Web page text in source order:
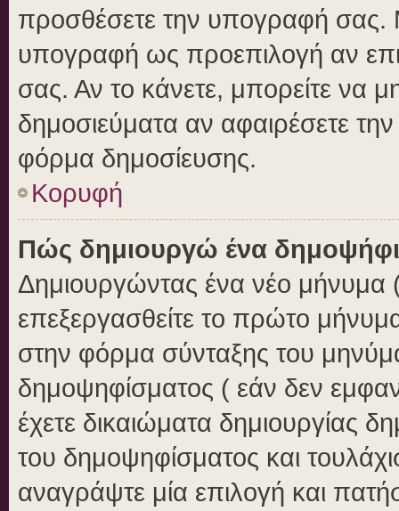
προσθέσετε την υπογραφή σας.
υπογραφή ως προεπιλογή αν
σας. Αν το κάνετε, μπορείτε να
δημοσιεύματα αν αφαιρέσετε
φόρμα δημοσίευσης.
Κορυφή
Πώς δημιουργώ ένα
Δημιουργώντας ένα νέο μήνυμα
επεξεργασθείτε το πρώτο
στην φόρμα σύνταξης του
δημοψηφίσματος ( εάν δεν
έχετε δικαιώματα δημιουργίας
του δημοψηφίσματος και
αναγράψτε μία επιλογή και